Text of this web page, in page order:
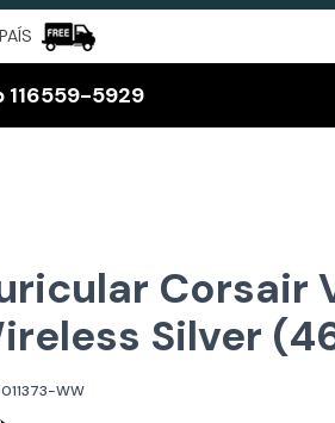
5929
Corsair
Silver
WW